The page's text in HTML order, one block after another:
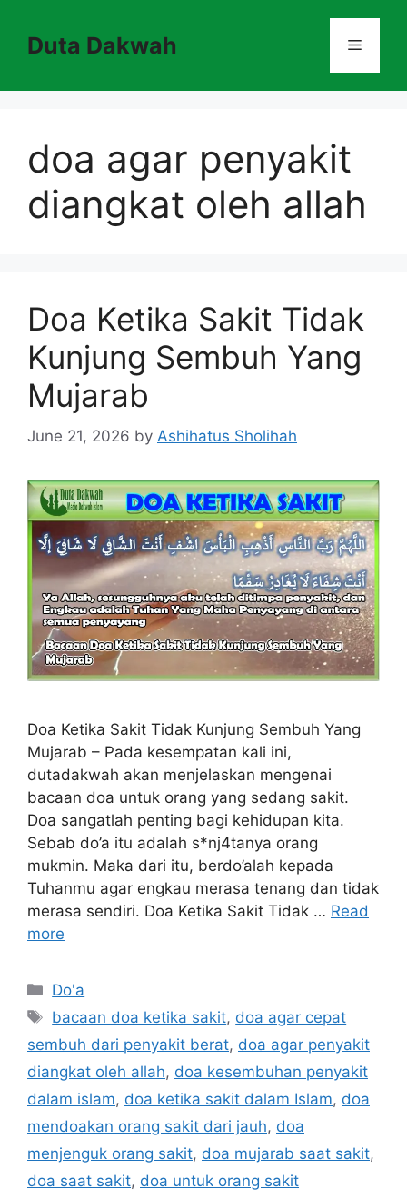
contentDuta Dakwah Menu
doa agar penyakit
diangkat oleh allah
Doa Ketika Sakit Tidak
Kunjung Sembuh Yang
Mujarab
June 21, 2026 by Ashihatus Sholihah
Doa Ketika Sakit Tidak Kunjung Sembuh Yang
Mujarab – Pada kesempatan kali ini,
dutadakwah akan menjelaskan mengenai
bacaan doa untuk orang yang sedang sakit.
Doa sangatlah penting bagi kehidupan kita.
Sebab do’a itu adalah s*nj4tanya orang
mukmin. Maka dari itu, berdo’alah kepada
Tuhanmu agar engkau merasa tenang dan tidak
merasa sendiri. Doa Ketika Sakit Tidak … Read
more
Categories
Do'a
Tags
bacaan doa ketika sakit, doa agar cepat
sembuh dari penyakit berat, doa agar penyakit
diangkat oleh allah, doa kesembuhan penyakit
dalam islam, doa ketika sakit dalam Islam, doa
mendoakan orang sakit dari jauh, doa
menjenguk orang sakit, doa mujarab saat sakit,
doa saat sakit, doa untuk orang sakit